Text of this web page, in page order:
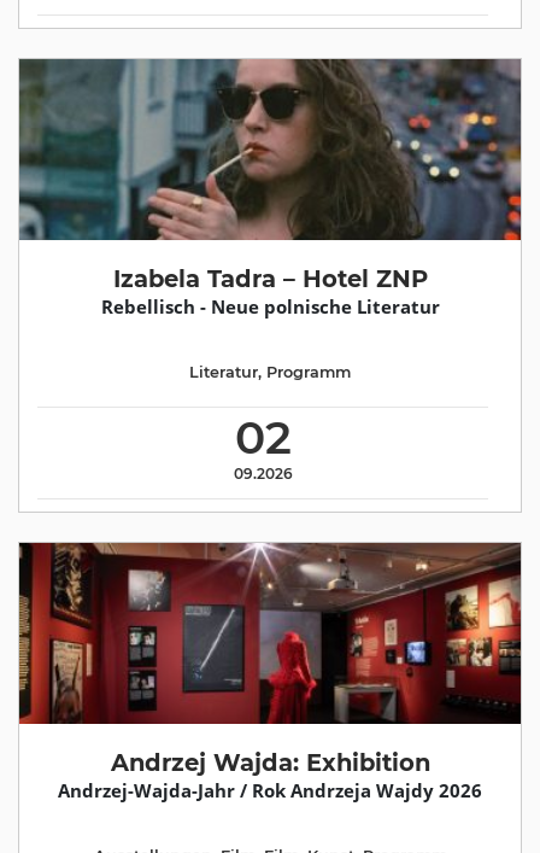
Izabela Tadra – Hotel ZNP
Rebellisch - Neue polnische Literatur
02
09.2026
Literatur, Programm
Andrzej Wajda: Exhibition
Andrzej-Wajda-Jahr / Rok Andrzeja Wajdy 2026